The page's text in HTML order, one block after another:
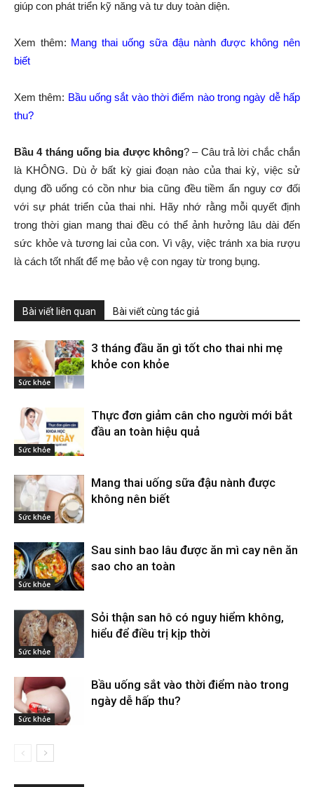
giúp con phát triển kỹ năng và tư duy toàn diện.
Xem thêm: Mang thai uống sữa đậu nành được không nên
biết
Xem thêm: Bầu uống sắt vào thời điểm nào trong ngày dễ hấp
thu?
Bầu 4 tháng uống bia được không? – Câu trả lời chắc chắn
là KHÔNG. Dù ở bất kỳ giai đoạn nào của thai kỳ, việc sử
dụng đồ uống có cồn như bia cũng đều tiềm ẩn nguy cơ đối
với sự phát triển của thai nhi. Hãy nhớ rằng mỗi quyết định
trong thời gian mang thai đều có thể ảnh hưởng lâu dài đến
sức khỏe và tương lai của con. Vì vậy, việc tránh xa bia rượu
là cách tốt nhất để mẹ bảo vệ con ngay từ trong bụng.
Bài viết liên quan Bài viết cùng tác giả
Sức khỏe
3 tháng đầu ăn gì tốt cho thai nhi mẹ
khỏe con khỏe
Sức khỏe
Thực đơn giảm cân cho người mới bắt
đầu an toàn hiệu quả
Sức khỏe
Mang thai uống sữa đậu nành được
không nên biết
Sức khỏe
Sau sinh bao lâu được ăn mì cay nên ăn
sao cho an toàn
Sức khỏe
Sỏi thận san hô có nguy hiểm không,
hiểu để điều trị kịp thời
Sức khỏe
Bầu uống sắt vào thời điểm nào trong
ngày dễ hấp thu?